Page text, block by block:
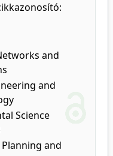
and
and
Science
and